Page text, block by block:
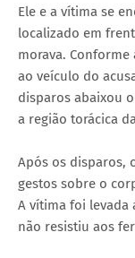
Ele e a vítima se
localizado em
morava.
ao veículo do
disparos abaixou
a região torácica
Após os disparos,
gestos sobre o
A vítima foi levada
não resistiu aos